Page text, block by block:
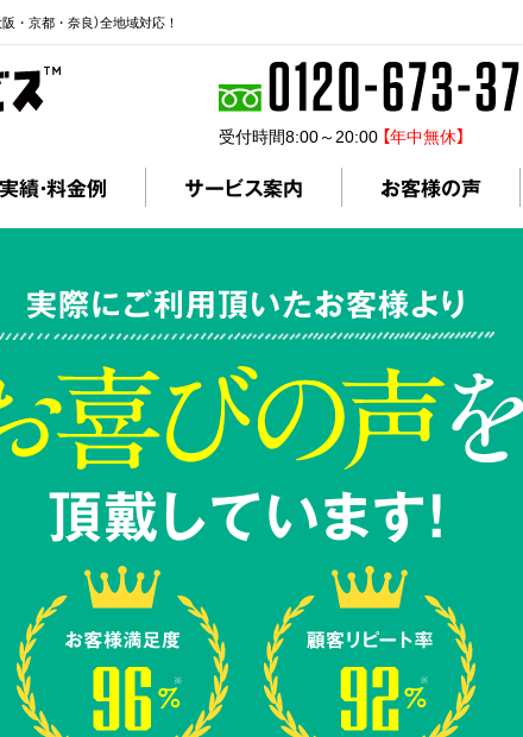
・京都・奈良）全地域対応！
受付時間8:00～20:00 【年中無休】
績・料金例 サービス案内 お客様の声
実際にご利用頂いたお客様より
頂戴しています!